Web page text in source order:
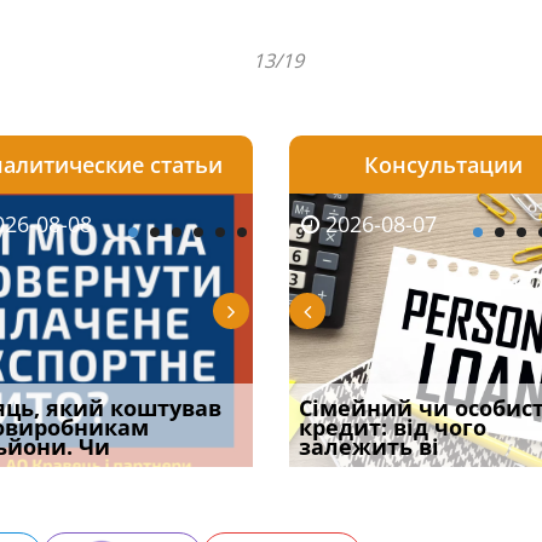
13/19
06
встановив для
шкоди
2026-08-06
Документи, на яких не
проставляється
апостиль: пер
статьи
08-08
який коштував
Чи
2026-08-07
Огляд практики ВС від
Ростислава Кравця, що
опублі
Консультации
2026-08-05
потрібна ФОП
у 2026 році:
засто
2026-08-07
Сімейний чи
кредит: від чого
залежить ві
2026-07-30
Восьмий ААС
підтвердив, що
може скас